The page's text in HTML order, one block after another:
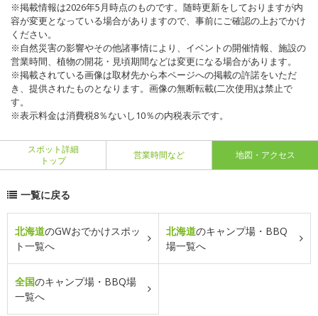
※掲載情報は2026年5月時点のものです。随時更新をしておりますが内
容が変更となっている場合がありますので、事前にご確認の上おでかけ
ください。
※自然災害の影響やその他諸事情により、イベントの開催情報、施設の
営業時間、植物の開花・見頃期間などは変更になる場合があります。
※掲載されている画像は取材先から本ページへの掲載の許諾をいただ
き、提供されたものとなります。画像の無断転載(二次使用)は禁止で
す。
※表示料金は消費税8％ないし10％の内税表示です。
スポット詳細
トップ
営業時間など 地図・アクセス
一覧に戻る
北海道のGWおでかけスポッ
ト一覧へ
北海道のキャンプ場・BBQ
場一覧へ
全国のキャンプ場・BBQ場
一覧へ